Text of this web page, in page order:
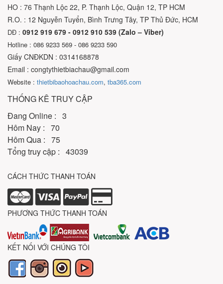
HO : 76 Thạnh Lộc 22, P. Thạnh Lộc, Quận 12, TP HCM
R.O. : 12 Nguyễn Tuyển, Bình Trưng Tây, TP Thủ Đức, HCM
DĐ : 0912 919 679 - 0912 910 539 (Zalo – Viber)
Hotline : 086 9233 569 - 086 9233 590
Giấy CNĐKDN : 0314168878
Email : congtythietbiachau@gmail.com
Website : thietbibaohoachau.com, tba365.com
THỐNG KÊ TRUY CẬP
Đang Online : 3
Hôm Nay : 70
Hôm Qua : 75
Tổng truy cập : 43039
CÁCH THỨC THANH TOÁN
PHƯƠNG THỨC THANH TOÁN
KẾT NỐI VỚI CHÚNG TÔI